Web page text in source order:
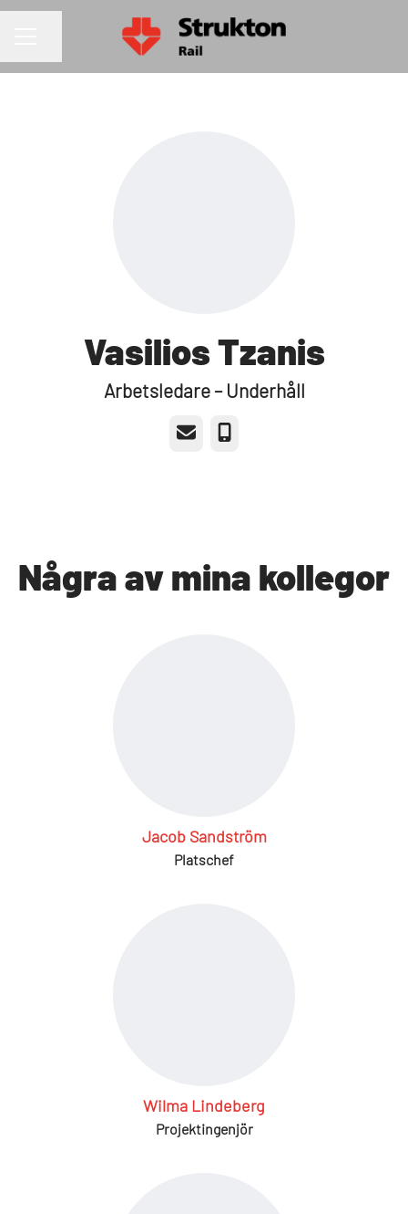
Vasilios Tzanis
Arbetsledare – Underhåll
E-post Telefon
Några av mina kollegor
Jacob Sandström
Platschef
Wilma Lindeberg
Projektingenjör